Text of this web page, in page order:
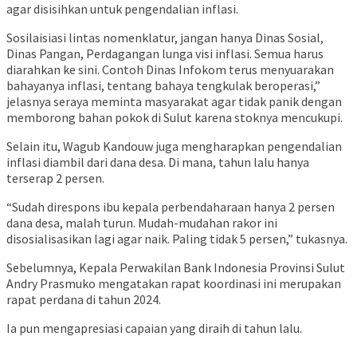
agar disisihkan untuk pengendalian inflasi.
Sosilaisiasi lintas nomenklatur, jangan hanya Dinas Sosial,
Dinas Pangan, Perdagangan lunga visi inflasi. Semua harus
diarahkan ke sini. Contoh Dinas Infokom terus menyuarakan
bahayanya inflasi, tentang bahaya tengkulak beroperasi,”
jelasnya seraya meminta masyarakat agar tidak panik dengan
memborong bahan pokok di Sulut karena stoknya mencukupi.
Selain itu, Wagub Kandouw juga mengharapkan pengendalian
inflasi diambil dari dana desa. Di mana, tahun lalu hanya
terserap 2 persen.
“Sudah direspons ibu kepala perbendaharaan hanya 2 persen
dana desa, malah turun. Mudah-mudahan rakor ini
disosialisasikan lagi agar naik. Paling tidak 5 persen,” tukasnya.
Sebelumnya, Kepala Perwakilan Bank Indonesia Provinsi Sulut
Andry Prasmuko mengatakan rapat koordinasi ini merupakan
rapat perdana di tahun 2024.
Ia pun mengapresiasi capaian yang diraih di tahun lalu.